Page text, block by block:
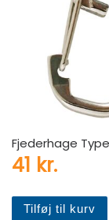
Fjederhage
41 kr.
Tilføj til kurv